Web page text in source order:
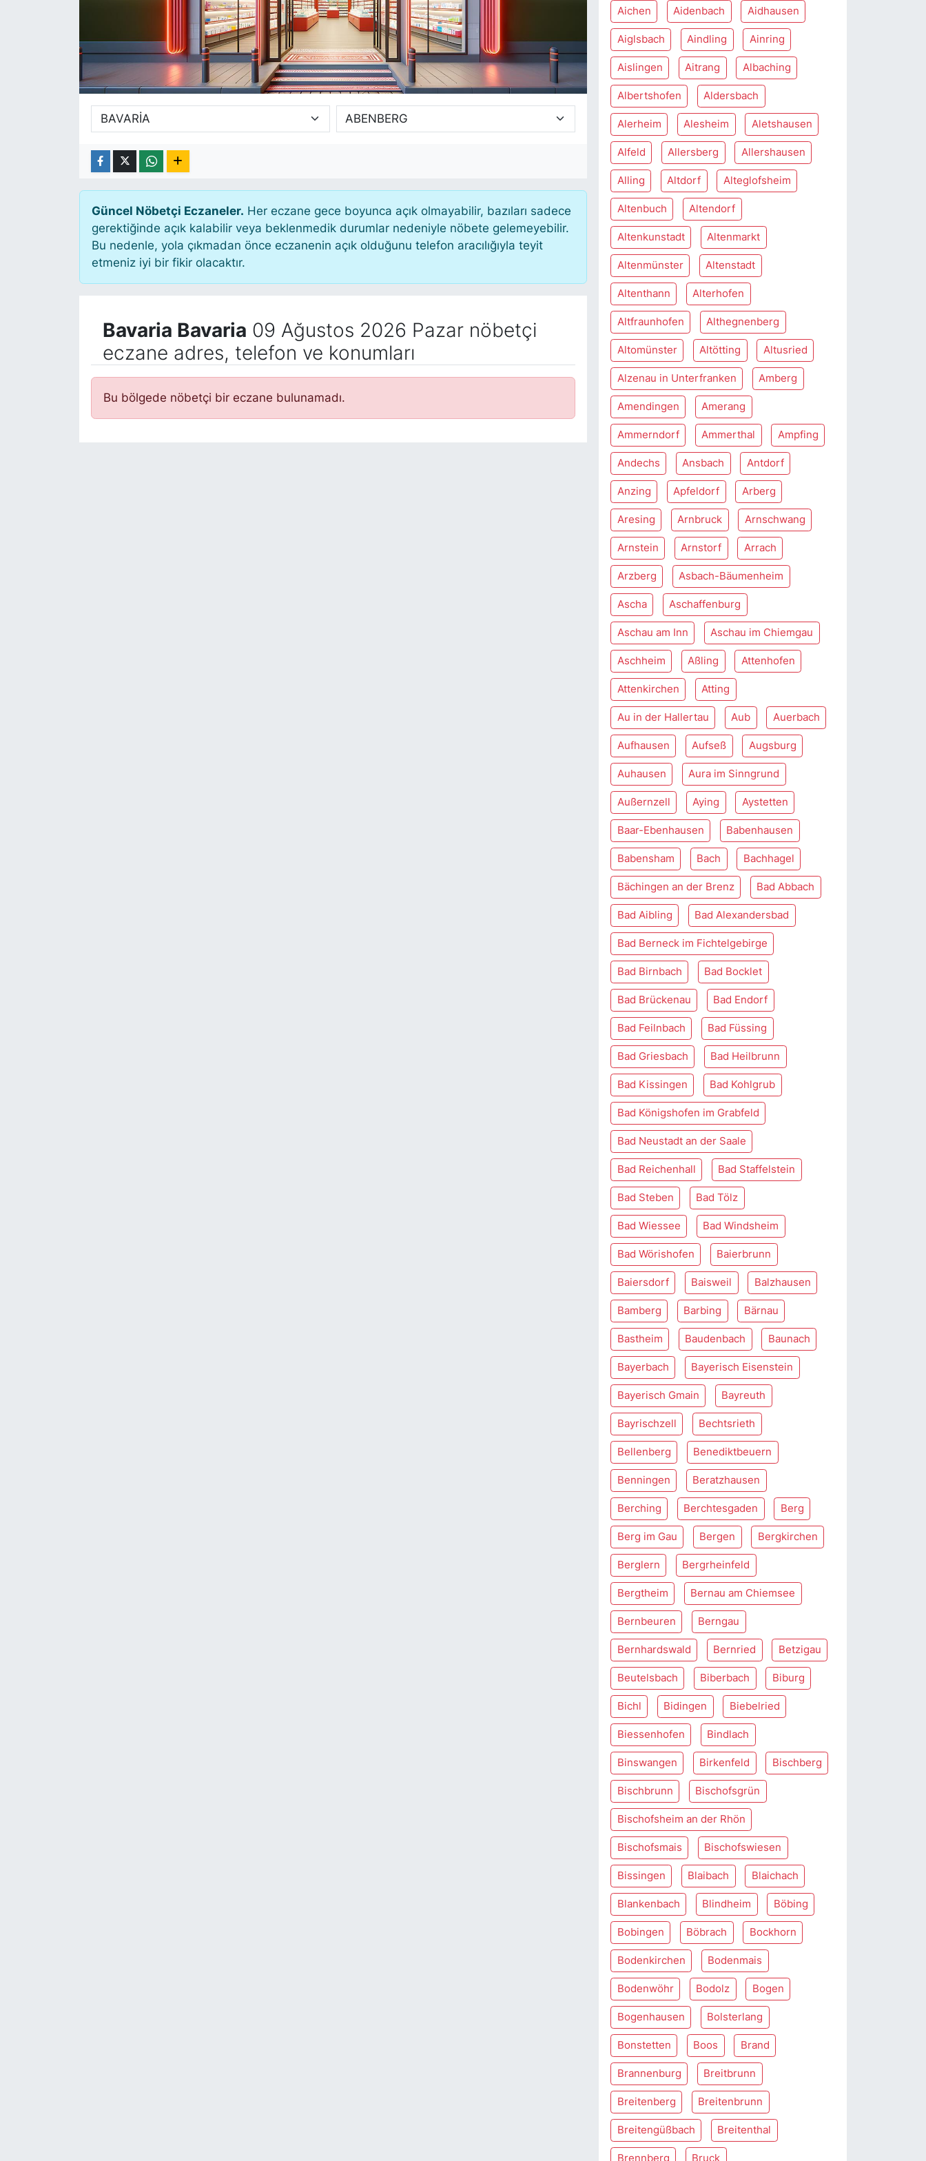
Güncel Nöbetçi Eczaneler. Her eczane gece boyunca açık olmayabilir, bazıları sadece
gerektiğinde açık kalabilir veya beklenmedik durumlar nedeniyle nöbete gelemeyebilir.
Bu nedenle, yola çıkmadan önce eczanenin açık olduğunu telefon aracılığıyla teyit
etmeniz iyi bir fikir olacaktır.
Bavaria Bavaria 09 Ağustos 2026 Pazar nöbetçi
eczane adres, telefon ve konumları
Bu bölgede nöbetçi bir eczane bulunamadı.
Aichen Aidenbach Aidhausen
Aiglsbach Aindling Ainring
Aislingen Aitrang Albaching
Albertshofen Aldersbach
Alerheim Alesheim Aletshausen
Alfeld Allersberg Allershausen
Alling Altdorf Alteglofsheim
Altenbuch Altendorf
Altenkunstadt Altenmarkt
Altenmünster Altenstadt
Altenthann Alterhofen
Altfraunhofen Althegnenberg
Altomünster Altötting Altusried
Alzenau in Unterfranken Amberg
Amendingen Amerang
Ammerndorf Ammerthal Ampfing
Andechs Ansbach Antdorf
Anzing Apfeldorf Arberg
Aresing Arnbruck Arnschwang
Arnstein Arnstorf Arrach
Arzberg Asbach-Bäumenheim
Ascha Aschaffenburg
Aschau am Inn Aschau im Chiemgau
Aschheim Aßling Attenhofen
Attenkirchen Atting
Au in der Hallertau Aub Auerbach
Aufhausen Aufseß Augsburg
Auhausen Aura im Sinngrund
Außernzell Aying Aystetten
Baar-Ebenhausen Babenhausen
Babensham Bach Bachhagel
Bächingen an der Brenz Bad Abbach
Bad Aibling Bad Alexandersbad
Bad Berneck im Fichtelgebirge
Bad Birnbach Bad Bocklet
Bad Brückenau Bad Endorf
Bad Feilnbach Bad Füssing
Bad Griesbach Bad Heilbrunn
Bad Kissingen Bad Kohlgrub
Bad Königshofen im Grabfeld
Bad Neustadt an der Saale
Bad Reichenhall Bad Staffelstein
Bad Steben Bad Tölz
Bad Wiessee Bad Windsheim
Bad Wörishofen Baierbrunn
Baiersdorf Baisweil Balzhausen
Bamberg Barbing Bärnau
Bastheim Baudenbach Baunach
Bayerbach Bayerisch Eisenstein
Bayerisch Gmain Bayreuth
Bayrischzell Bechtsrieth
Bellenberg Benediktbeuern
Benningen Beratzhausen
Berching Berchtesgaden Berg
Berg im Gau Bergen Bergkirchen
Berglern Bergrheinfeld
Bergtheim Bernau am Chiemsee
Bernbeuren Berngau
Bernhardswald Bernried Betzigau
Beutelsbach Biberbach Biburg
Bichl Bidingen Biebelried
Biessenhofen Bindlach
Binswangen Birkenfeld Bischberg
Bischbrunn Bischofsgrün
Bischofsheim an der Rhön
Bischofsmais Bischofswiesen
Bissingen Blaibach Blaichach
Blankenbach Blindheim Böbing
Bobingen Böbrach Bockhorn
Bodenkirchen Bodenmais
Bodenwöhr Bodolz Bogen
Bogenhausen Bolsterlang
Bonstetten Boos Brand
Brannenburg Breitbrunn
Breitenberg Breitenbrunn
Breitengüßbach Breitenthal
Brennberg Bruck
SAĞLIK